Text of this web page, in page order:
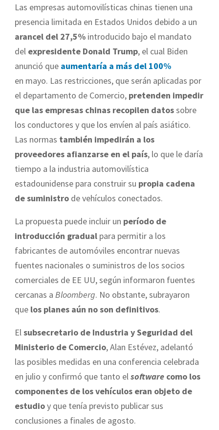
Las empresas automovilísticas chinas tienen una
presencia limitada en Estados Unidos debido a un
arancel del 27,5% introducido bajo el mandato
del expresidente Donald Trump, el cual Biden
anunció que aumentaría a más del 100%
en mayo. Las restricciones, que serán aplicadas por
el departamento de Comercio, pretenden impedir
que las empresas chinas recopilen datossobre
los conductores y que los envíen al país asiático.
Las normas también impedirán a los
proveedores afianzarse en el país, lo que le daría
tiempo a la industria automovilística
estadounidense para construir su propia cadena
de suministro de vehículos conectados.
La propuesta puede incluir un período de
introducción gradual para permitir a los
fabricantes de automóviles encontrar nuevas
fuentes nacionales o suministros de los socios
comerciales de EE UU, según informaron fuentes
cercanas a Bloomberg. No obstante, subrayaron
que los planes aún no son definitivos.
Elsubsecretario de Industria y Seguridad del
Ministerio de Comercio, Alan Estévez, adelantó
las posibles medidas en una conferencia celebrada
en julio y confirmó que tanto elsoftware como los
componentes de los vehículos eran objeto de
estudioy que tenía previsto publicar sus
conclusiones a finales de agosto.